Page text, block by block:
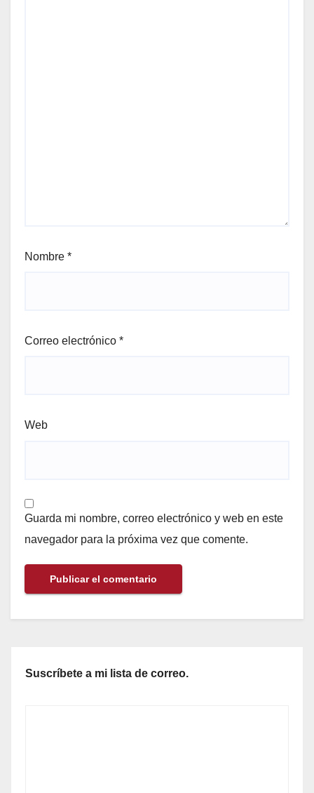
Nombre *
Correo electrónico *
Web
Guarda mi nombre, correo electrónico y web en este
navegador para la próxima vez que comente.
Suscríbete a mi lista de correo.